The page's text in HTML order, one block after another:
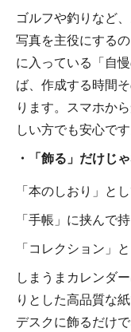
ゴルフや釣りなど
写真を主役にする
に入っている「自
ば、作成する時間
ります。スマホか
しい方でも安心です
・「飾る」だけじ
「本のしおり」と
「手帳」に挟んで
「コレクション」
しまうまカレンダ
りとした高品質な
デスクに飾るだけ